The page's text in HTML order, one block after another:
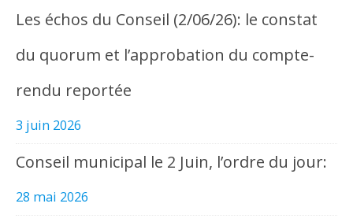
Les échos du Conseil (2/06/26): le constat
du quorum et l’approbation du compte-
rendu reportée
3 juin 2026
Conseil municipal le 2 Juin, l’ordre du jour:
28 mai 2026